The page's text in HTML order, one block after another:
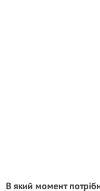
В який момент